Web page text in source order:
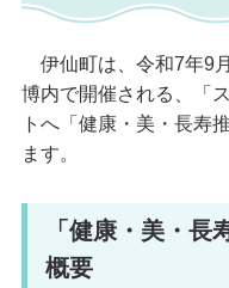
伊仙町は、令和7年9
博内で開催される、「
トへ「健康・美・長寿
ます。
「健康・美・長
概要